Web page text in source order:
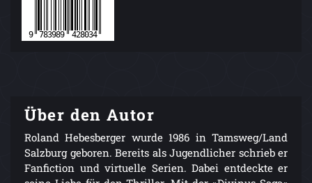
Über den Autor
Roland Hebesberger wurde 1986 in Tamsweg/Land
Salzburg geboren. Bereits als Jugendlicher schrieb er
Fanfiction und virtuelle Serien. Dabei entdeckte er